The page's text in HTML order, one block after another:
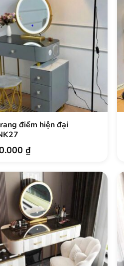
điểm hiện đại
₫